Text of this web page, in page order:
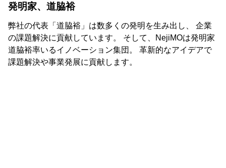
発明家、道脇裕
弊社の代表「道脇裕」は数多くの発明を生み出し、 企業
の課題解決に貢献しています。 そして、NejiMOは発明家
道脇裕率いるイノベーション集団。 革新的なアイデアで
課題解決や事業発展に貢献します。